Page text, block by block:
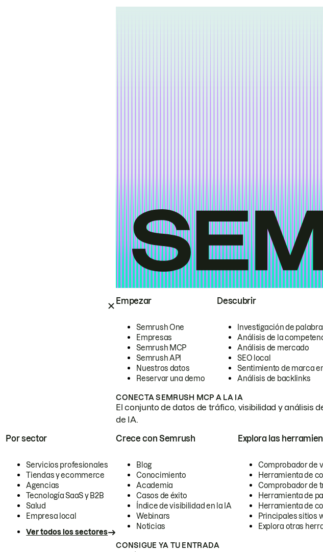
Empezar
Semrush One
Empresas
Semrush MCP
Semrush API
Nuestros datos
Reservar una demo
Descubrir
Investigación de
Análisis de la
Análisis de mercado
SEO local
Sentimiento de marca
Análisis de backlinks
CONECTA SEMRUSH MCP A LA IA
El conjunto de datos de tráfico, visibilidad y análisis
de IA.
Por sector
Servicios profesionales
Tiendas y ecommerce
Agencias
Tecnología SaaS y B2B
Salud
Empresa local
Ver todos los sectores
Crece con Semrush
Blog
Conocimiento
Academia
Casos de éxito
Índice de visibilidad en la IA
Webinars
Noticias
Explora las
Comprobador de
Herramienta de
Comprobador de
Herramienta de
Herramienta de
Principales sitios
Explora otras
CONSIGUE YA TU ENTRADA